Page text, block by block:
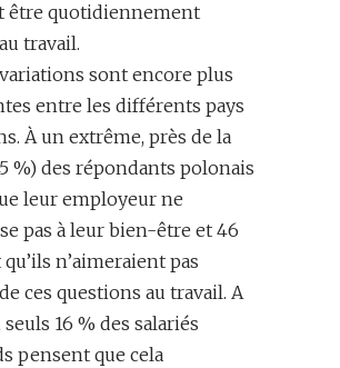
être quotidiennement
travail.
sont encore plus
entre les différents pays
À un extrême, près de la
%) des répondants polonais
leur employeur ne
pas à leur bien-être et 46
n’aimeraient pas
ces questions au travail. A
seuls 16 % des salariés
pensent que cela